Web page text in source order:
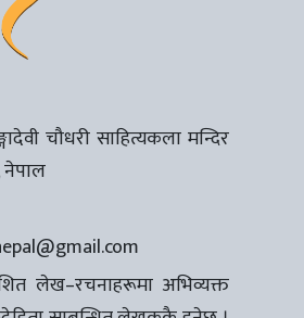
चौधरी साहित्यकला मन्दिर
नेपाल
लेख–रचनाहरूमा अभिव्यक्त